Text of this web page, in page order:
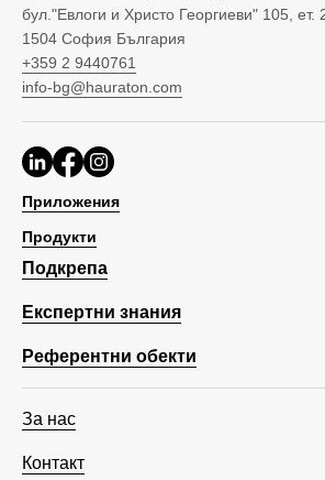
бул."Евлоги и Христо Георгиеви" 105, ет.
1504 София България
+359 2 9440761
info-bg@hauraton.com
Приложения
Продукти
Подкрепа
Експертни знания
Референтни обекти
За нас
Контакт